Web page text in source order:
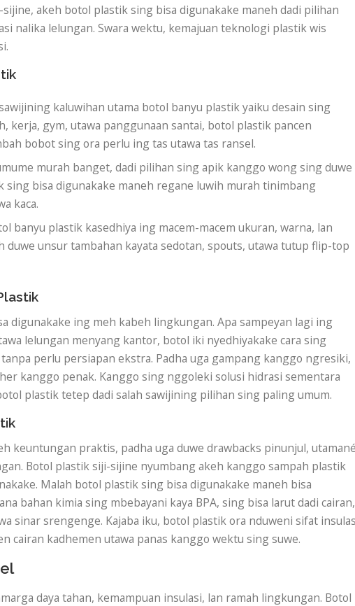
akeh botol plastik sing bisa digunakake maneh dadi pilihan
nalika lelungan. Swara wektu, kemajuan teknologi plastik wis
kaluwihan utama botol banyu plastik yaiku desain sing
kerja, gym, utawa panggunaan santai, botol plastik pancen
bobot sing ora perlu ing tas utawa tas ransel.
murah banget, dadi pilihan sing apik kanggo wong sing duwe
sing bisa digunakake maneh regane luwih murah tinimbang
kaca.
banyu plastik kasedhiya ing macem-macem ukuran, warna, lan
duwe unsur tambahan kayata sedotan, spouts, utawa tutup flip-top
digunakake ing meh kabeh lingkungan. Apa sampeyan lagi ing
lelungan menyang kantor, botol iki nyedhiyakake cara sing
perlu persiapan ekstra. Padha uga gampang kanggo ngresiki,
kanggo penak. Kanggo sing nggoleki solusi hidrasi sementara
plastik tetep dadi salah sawijining pilihan sing paling umum.
keuntungan praktis, padha uga duwe drawbacks pinunjul,
Botol plastik siji-sijine nyumbang akeh kanggo sampah plastik
Malah botol plastik sing bisa digunakake maneh bisa
bahan kimia sing mbebayani kaya BPA, sing bisa larut dadi cairan,
sinar srengenge. Kajaba iku, botol plastik ora nduweni sifat
cairan kadhemen utawa panas kanggo wektu sing suwe.
daya tahan, kemampuan insulasi, lan ramah lingkungan. Botol